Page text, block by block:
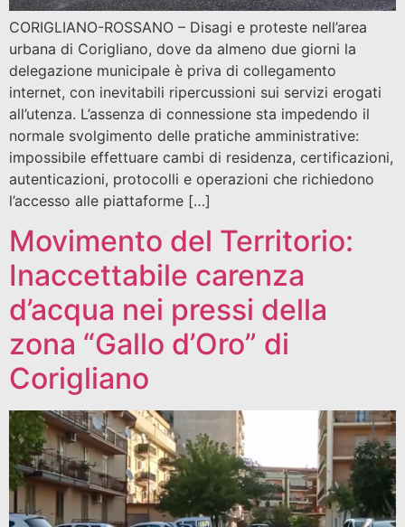
CORIGLIANO-ROSSANO – Disagi e proteste nell’area
urbana di Corigliano, dove da almeno due giorni la
delegazione municipale è priva di collegamento
internet, con inevitabili ripercussioni sui servizi erogati
all’utenza. L’assenza di connessione sta impedendo il
normale svolgimento delle pratiche amministrative:
impossibile effettuare cambi di residenza, certificazioni,
autenticazioni, protocolli e operazioni che richiedono
l’accesso alle piattaforme […]
Movimento del Territorio:
Inaccettabile carenza
d’acqua nei pressi della
zona “Gallo d’Oro” di
Corigliano